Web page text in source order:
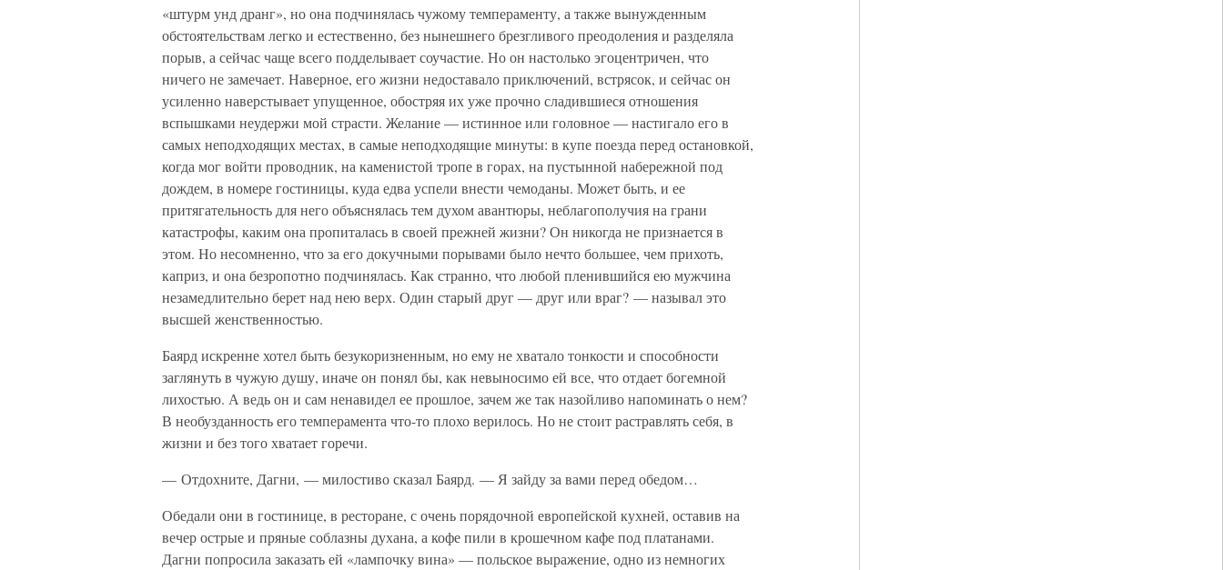
«штурм унд дранг», но она подчинялась чужому темпераменту, а также вынужденным
обстоятельствам легко и естественно, без нынешнего брезгливого преодоления и разделяла
порыв, а сейчас чаще всего подделывает соучастие. Но он настолько эгоцентричен, что
ничего не замечает. Наверное, его жизни недоставало приключений, встрясок, и сейчас он
усиленно наверстывает упущенное, обостряя их уже прочно сладившиеся отношения
вспышками неудержи мой страсти. Желание — истинное или головное — настигало его в
самых неподходящих местах, в самые неподходящие минуты: в купе поезда перед остановкой,
когда мог войти проводник, на каменистой тропе в горах, на пустынной набережной под
дождем, в номере гостиницы, куда едва успели внести чемоданы. Может быть, и ее
притягательность для него объяснялась тем духом авантюры, неблагополучия на грани
катастрофы, каким она пропиталась в своей прежней жизни? Он никогда не признается в
этом. Но несомненно, что за его докучными порывами было нечто большее, чем прихоть,
каприз, и она безропотно подчинялась. Как странно, что любой пленившийся ею мужчина
незамедлительно берет над нею верх. Один старый друг — друг или враг? — называл это
высшей женственностью.
Баярд искренне хотел быть безукоризненным, но ему не хватало тонкости и способности
заглянуть в чужую душу, иначе он понял бы, как невыносимо ей все, что отдает богемной
лихостью. А ведь он и сам ненавидел ее прошлое, зачем же так назойливо напоминать о нем?
В необузданность его темперамента что-то плохо верилось. Но не стоит растравлять себя, в
жизни и без того хватает горечи.
— Отдохните, Дагни, — милостиво сказал Баярд. — Я зайду за вами перед обедом…
Обедали они в гостинице, в ресторане, с очень порядочной европейской кухней, оставив на
вечер острые и пряные соблазны духана, а кофе пили в крошечном кафе под платанами.
Дагни попросила заказать ей «лампочку вина» — польское выражение, одно из немногих